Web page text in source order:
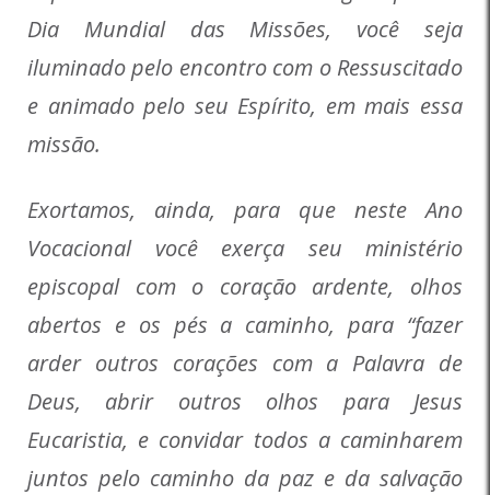
Dia Mundial das Missões, você seja
iluminado pelo encontro com o Ressuscitado
e animado pelo seu Espírito, em mais essa
missão.
Exortamos, ainda, para que neste Ano
Vocacional você exerça seu ministério
episcopal com o coração ardente, olhos
abertos e os pés a caminho, para “fazer
arder outros corações com a Palavra de
Deus, abrir outros olhos para Jesus
Eucaristia, e convidar todos a caminharem
juntos pelo caminho da paz e da salvação